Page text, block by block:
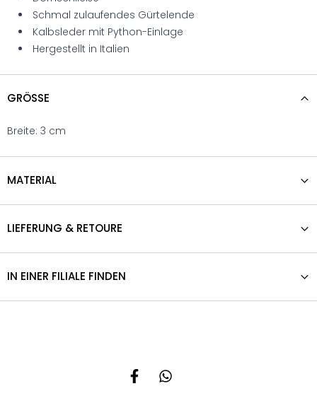
Schmal zulaufendes Gürtelende
Kalbsleder mit Python-Einlage
Hergestellt in Italien
GRÖSSE
Breite: 3 cm
MATERIAL
LIEFERUNG & RETOURE
IN EINER FILIALE FINDEN